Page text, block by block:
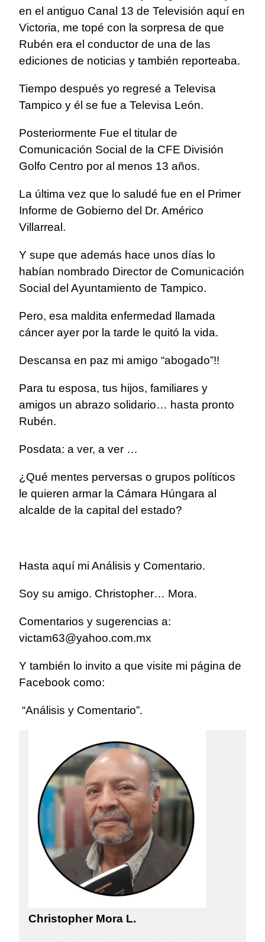
en el antiguo Canal 13 de Televisión aquí en
Victoria, me topé con la sorpresa de que
Rubén era el conductor de una de las
ediciones de noticias y también reporteaba.
Tiempo después yo regresé a Televisa
Tampico y él se fue a Televisa León.
Posteriormente Fue el titular de
Comunicación Social de la CFE División
Golfo Centro por al menos 13 años.
La última vez que lo saludé fue en el Primer
Informe de Gobierno del Dr. Américo
Villarreal.
Y supe que además hace unos días lo
habían nombrado Director de Comunicación
Social del Ayuntamiento de Tampico.
Pero, esa maldita enfermedad llamada
cáncer ayer por la tarde le quitó la vida.
Descansa en paz mi amigo “abogado”!!
Para tu esposa, tus hijos, familiares y
amigos un abrazo solidario… hasta pronto
Rubén.
Posdata: a ver, a ver …
¿Qué mentes perversas o grupos políticos
le quieren armar la Cámara Húngara al
alcalde de la capital del estado?
Hasta aquí mi Análisis y Comentario.
Soy su amigo. Christopher… Mora.
Comentarios y sugerencias a:
victam63@yahoo.com.mx
Y también lo invito a que visite mi página de
Facebook como:
“Análisis y Comentario”.
Christopher Mora L.